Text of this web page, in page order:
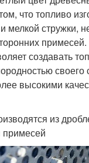
что топливо
мелкой стружки,
создавать
своего
высокими
из
примесей